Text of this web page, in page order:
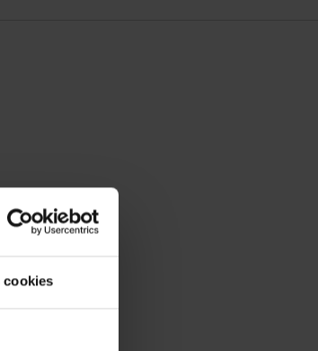
cookies